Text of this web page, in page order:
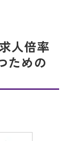
人倍率
ための